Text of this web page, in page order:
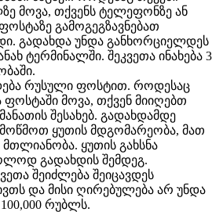
მოვა, თქვენს ტელეფონზე ან
გამოგეგზავნებათ
გადახდა უნდა განხორციელდეს
ტერმინალში. შეკვეთა ინახება 3
რუსული ფოსტით. როდესაც
ფოსტაში მოვა, თქვენ მიიღებთ
შესახებ. გადახდამდე
ყუთის მდგომარეობა, მათ
ყუთის გახსნა
გადახდის შემდეგ.
შეიძლება შეიცავდეს
და მისი ღირებულება არ უნდა
რუბლს.